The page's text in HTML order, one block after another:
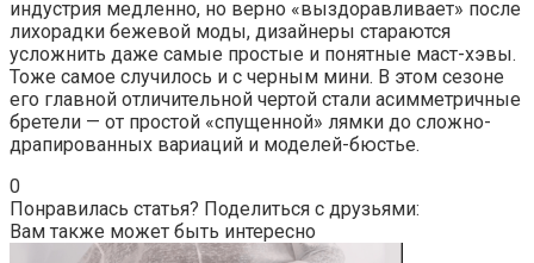
индустрия медленно, но верно «выздоравливает» после
лихорадки бежевой моды, дизайнеры стараются
усложнить даже самые простые и понятные маст-хэвы.
Тоже самое случилось и с черным мини. В этом сезоне
его главной отличительной чертой стали асимметричные
бретели — от простой «спущенной» лямки до сложно-
драпированных вариаций и моделей-бюстье.
0
Понравилась статья? Поделиться с друзьями:
Вам также может быть интересно